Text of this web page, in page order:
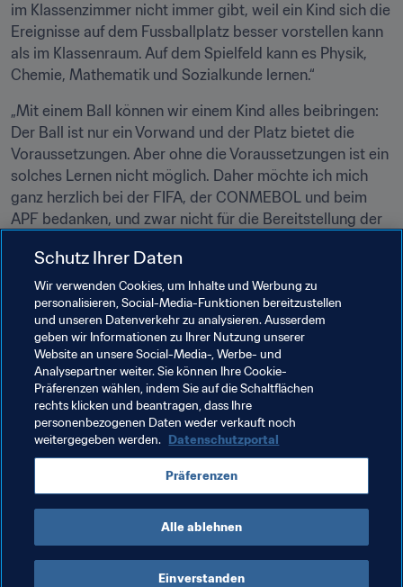
im Klassenzimmer nicht immer gibt, weil ein Kind sich die
Ereignisse auf dem Fussballplatz besser vorstellen kann
als im Klassenraum. Auf dem Spielfeld kann es Physik,
Chemie, Mathematik und Sozialkunde lernen.“
„Mit einem Ball können wir einem Kind alles beibringen:
Der Ball ist nur ein Vorwand und der Platz bietet die
Voraussetzungen. Aber ohne die Voraussetzungen ist ein
solches Lernen nicht möglich. Daher möchte ich mich
ganz herzlich bei der FIFA, der CONMEBOL und beim
APF bedanken, und zwar nicht für die Bereitstellung der
haben verstanden, dass die Welt sich nur durch Bildung
verändern lässt.“
Verwandte Themen
Förderung des Fussballs Mitgliedsverbände
Organisation Paraguay CONMEBOL
Organisation
Schutz Ihrer Daten
Wir verwenden Cookies, um Inhalte und Werbung zu
personalisieren, Social-Media-Funktionen bereitzustellen
und unseren Datenverkehr zu analysieren. Ausserdem
geben wir Informationen zu Ihrer Nutzung unserer
Website an unsere Social-Media-, Werbe- und
Analysepartner weiter. Sie können Ihre Cookie-
Präferenzen wählen, indem Sie auf die Schaltflächen
rechts klicken und beantragen, dass Ihre
personenbezogenen Daten weder verkauft noch
weitergegeben werden. Datenschutzportal
Präferenzen
Alle ablehnen
Einverstanden